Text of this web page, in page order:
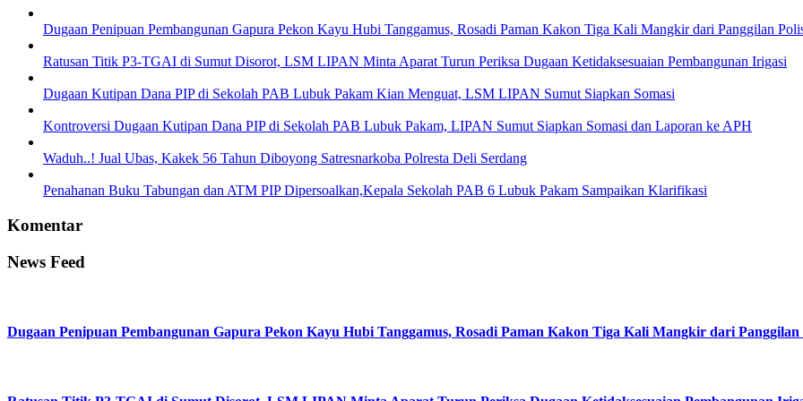
Dugaan Penipuan Pembangunan Gapura Pekon Kayu Hubi Tanggamus, Rosadi Paman Kakon Tiga Kali Mangkir dari Panggilan
Ratusan Titik P3-TGAI di Sumut Disorot, LSM LIPAN Minta Aparat Turun Periksa Dugaan Ketidaksesuaian Pembangunan Irigasi
Dugaan Kutipan Dana PIP di Sekolah PAB Lubuk Pakam Kian Menguat, LSM LIPAN Sumut Siapkan Somasi
Kontroversi Dugaan Kutipan Dana PIP di Sekolah PAB Lubuk Pakam, LIPAN Sumut Siapkan Somasi dan Laporan ke APH
Waduh..! Jual Ubas, Kakek 56 Tahun Diboyong Satresnarkoba Polresta Deli Serdang
Penahanan Buku Tabungan dan ATM PIP Dipersoalkan,Kepala Sekolah PAB 6 Lubuk Pakam Sampaikan Klarifikasi
Komentar
News Feed
Dugaan Penipuan Pembangunan Gapura Pekon Kayu Hubi Tanggamus, Rosadi Paman Kakon Tiga Kali Mangkir dari Panggilan